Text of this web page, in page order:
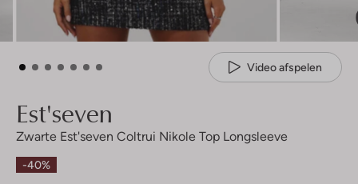
Video afspelen
Est'seven
Zwarte Est'seven Coltrui Nikole Top Longsleeve
-40%